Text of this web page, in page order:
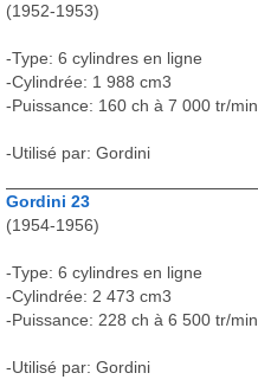
(1952-1953)
-Type: 6 cylindres en ligne
-Cylindrée: 1 988 cm3
-Puissance: 160 ch à 7 000 tr/min
-Utilisé par: Gordini
Gordini 23
(1954-1956)
-Type: 6 cylindres en ligne
-Cylindrée: 2 473 cm3
-Puissance: 228 ch à 6 500 tr/min
-Utilisé par: Gordini